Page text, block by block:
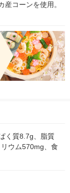
コーンを使用。
く質8.7g、脂質
ウム570mg、食